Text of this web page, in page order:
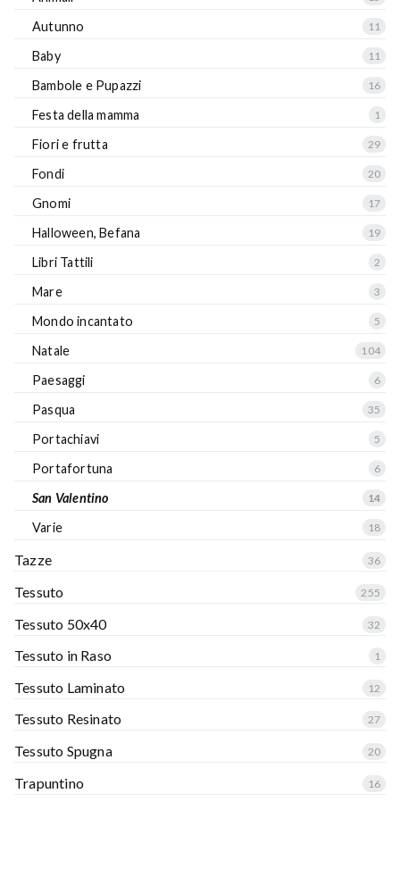
Autunno 11
Baby 11
Bambole e Pupazzi 16
Festa della mamma 1
Fiori e frutta 29
Fondi 20
Gnomi 17
Halloween, Befana 19
Libri Tattili 2
Mare 3
Mondo incantato 5
Natale 104
Paesaggi 6
Pasqua 35
Portachiavi 5
Portafortuna 6
San Valentino 14
Varie 18
Tazze 36
Tessuto 255
Tessuto 50x40 32
Tessuto in Raso 1
Tessuto Laminato 12
Tessuto Resinato 27
Tessuto Spugna 20
Trapuntino 16